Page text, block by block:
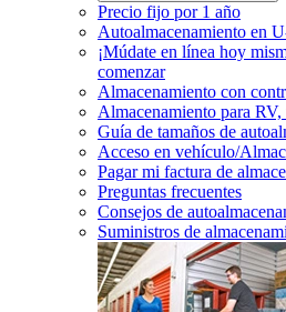
Precio fijo por 1 año
Autoalmacenamiento en
¡Múdate en línea hoy
comenzar
Almacenamiento con
Almacenamiento para
Guía de tamaños de
Acceso en vehículo/
Pagar mi factura de
Preguntas frecuentes
Consejos de
Suministros de